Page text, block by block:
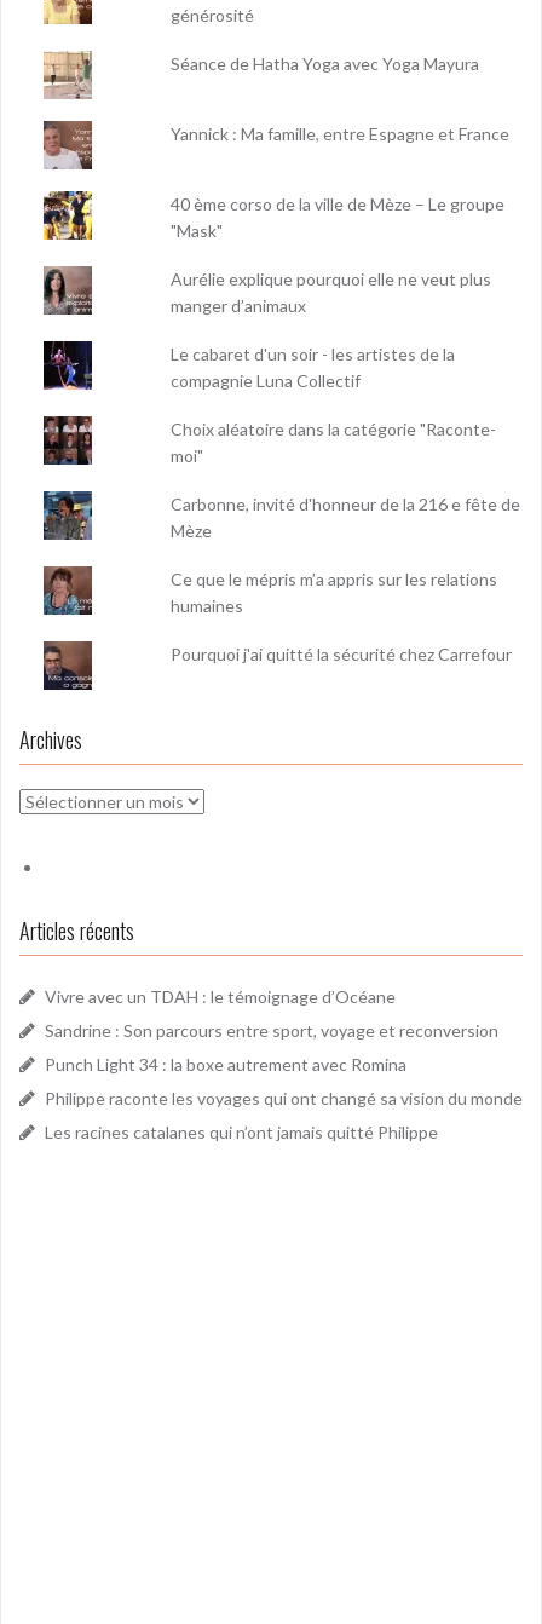
générosité
Séance de Hatha Yoga avec Yoga Mayura
Yannick : Ma famille, entre Espagne et France
40 ème corso de la ville de Mèze – Le groupe
"Mask"
Aurélie explique pourquoi elle ne veut plus
manger d’animaux
Le cabaret d'un soir - les artistes de la
compagnie Luna Collectif
Choix aléatoire dans la catégorie "Raconte-
moi"
Carbonne, invité d'honneur de la 216 e fête de
Mèze
Ce que le mépris m’a appris sur les relations
humaines
Pourquoi j'ai quitté la sécurité chez Carrefour
Archives
Archives
Articles récents
Vivre avec un TDAH : le témoignage d’Océane
Sandrine : Son parcours entre sport, voyage et reconversion
Punch Light 34 : la boxe autrement avec Romina
Philippe raconte les voyages qui ont changé sa vision du monde
Les racines catalanes qui n’ont jamais quitté Philippe